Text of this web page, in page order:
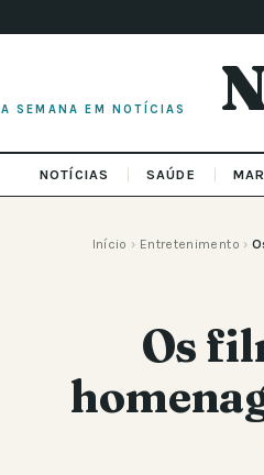
A SEMANA EM NOTÍCIAS
NOTÍCIAS SAÚDE
Início › Entretenimento ›
Os